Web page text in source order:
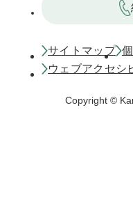
サイトマップ
ウェブアクセシ
Copyright ©